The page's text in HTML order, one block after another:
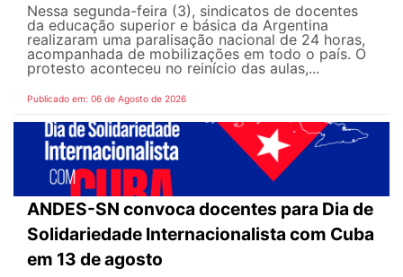
Nessa segunda-feira (3), sindicatos de docentes
da educação superior e básica da Argentina
realizaram uma paralisação nacional de 24 horas,
acompanhada de mobilizações em todo o país. O
protesto aconteceu no reinício das aulas,...
Publicado em: 06 de Agosto de 2026
ANDES-SN convoca docentes para Dia de
Solidariedade Internacionalista com Cuba
em 13 de agosto